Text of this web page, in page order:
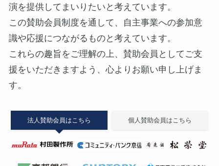
演を提供してまいりたいと考えています。
この賛助会員制度を通して、自主事業への参加意
識や応援につながるものと考えています。
これらの趣旨をご理解の上、賛助会員としてご支
援をいただきますよう、心よりお願い申し上げま
す。
法人賛助会員はこちら 個人賛助会員はこちら